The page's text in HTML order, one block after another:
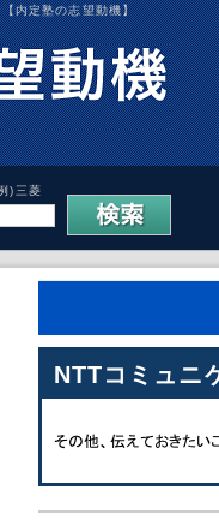
内定塾の志望動機】
)三菱
NTTコミュニ